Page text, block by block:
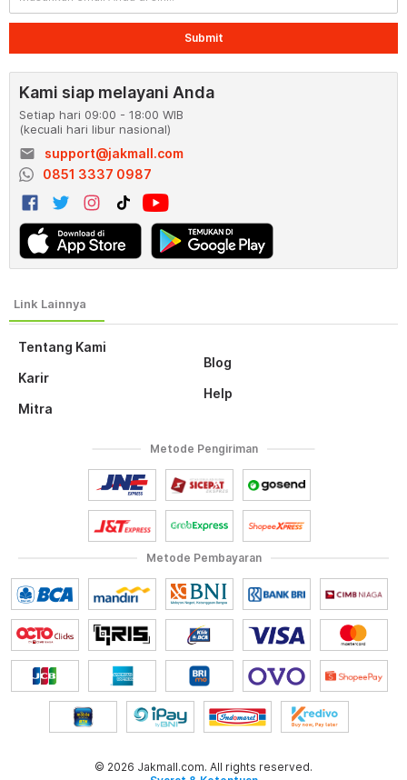
Tentang Kami
Karir
Mitra
Blog
Help
Submit
Kami siap melayani Anda
Setiap hari 09:00 - 18:00 WIB
(kecuali hari libur nasional)
email
support@jakmall.com
0851 3337 0987
Metode Pembayaran
Metode Pengiriman
© 2026 Jakmall.com. All rights reserved.